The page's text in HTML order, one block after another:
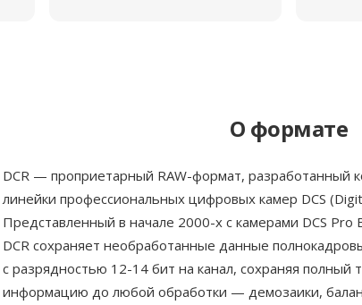
О формате
DCR — проприетарный RAW-формат, разработанный
линейки профессиональных цифровых камер DCS
Представленный в начале 2000-х с камерами DCS Pro
DCR сохраняет необработанные данные
с разрядностью 12-14 бит на канал, сохраняя
информацию до любой обработки — демозаики,